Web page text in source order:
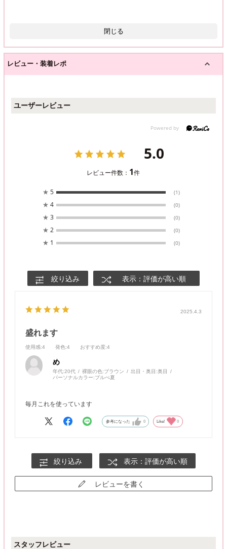
閉じる
レビュー・装着レポ
ユーザーレビュー
5.0
レビュー件数： 1件
★ 5 (1)
★ 4 (0)
★ 3 (0)
★ 2 (0)
★ 1 (0)
絞り込み 表示：評価が高い順
2025.4.3
盛れます
使用感:4 発色:4 おすすめ度:4
め
年代:20代 裸眼の色:ブラウン 出目・奥目:奥目
パーソナルカラー:ブルべ夏
毎月これを使っています
参考になった 0 Like! 0
絞り込み 表示：評価が高い順
レビューを書く
スタッフレビュー